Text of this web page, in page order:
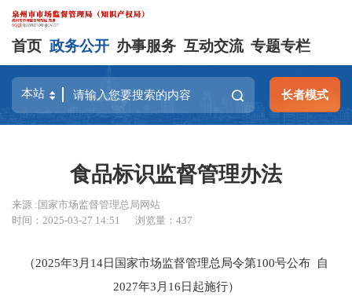
首页 政务公开 办事服务 互动交流 专题专栏
长者模式
食品标识监督管理办法
来源 :国家市场监督管理总局网站
时间：2025-03-27 14:51
浏览量：437
（2025年3月14日国家市场监督管理总局令第100号公布 自
2027年3月16日起施行）